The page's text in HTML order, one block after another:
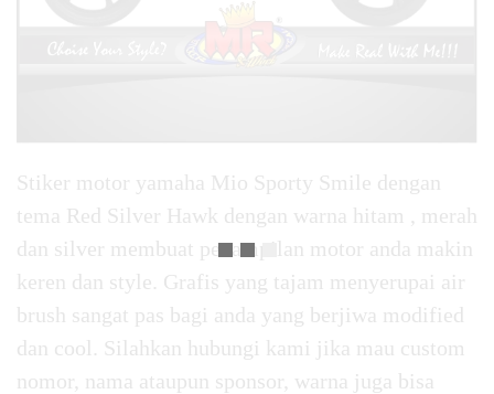
Stiker motor yamaha Mio Sporty Smile dengan
tema Red Silver Hawk dengan warna hitam , merah
dan silver membuat penampilan motor anda makin
keren dan style. Grafis yang tajam menyerupai air
brush sangat pas bagi anda yang berjiwa modified
dan cool. Silahkan hubungi kami jika mau custom
nomor, nama ataupun sponsor, warna juga bisa